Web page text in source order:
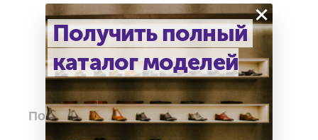
Полировочная хлопковая салфетка
Получить полный
каталог моделей
×